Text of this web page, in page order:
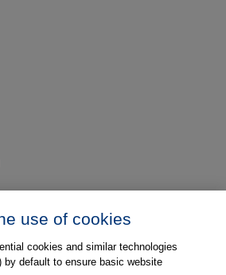
use of cookies
cookies and similar technologies
by default to ensure basic website